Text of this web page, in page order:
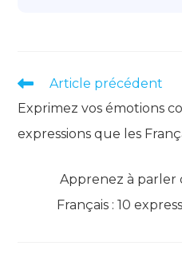
Read
articles
Article précédent
Exprimez vos émotions
expressions que les
Apprenez à parler
Français : 10